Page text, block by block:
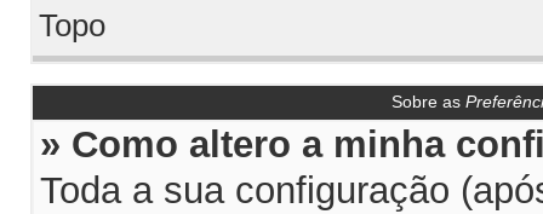
Topo
Sobre as
» Como altero a minha
Toda a sua configuração